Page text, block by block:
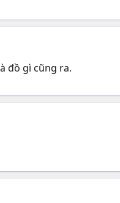
đồ gì cũng ra.